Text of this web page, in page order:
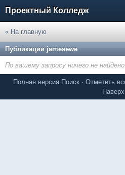
Проектный Колледж
« На главную
Публикации jamesewe
По вашему запросу ничего не найдено.
Полная версия Поиск · Отметить
Наверх